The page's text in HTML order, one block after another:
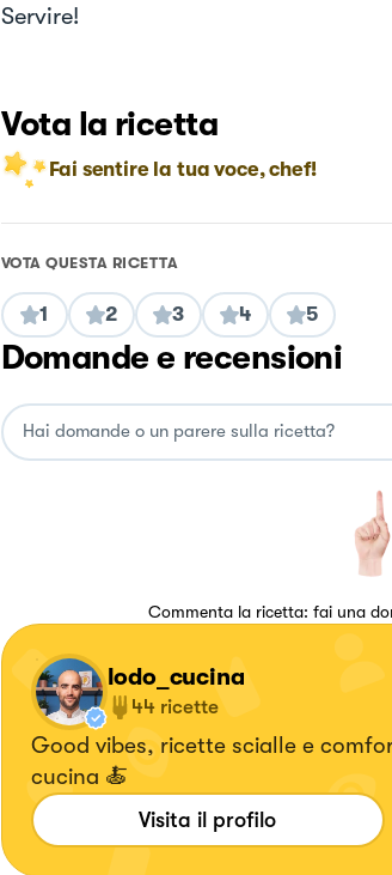
Servire!
Vota la ricetta
Fai sentire la tua voce, chef!
VOTA QUESTA RICETTA
1 2 3 4 5
Domande e recensioni
Commenta la ricetta: fai una
lodo_cucina
44 ricette
Good vibes, ricette scialle e
cucina 🍝
Visita il profilo